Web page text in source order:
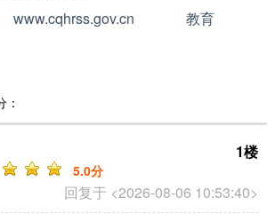
www.cqhrss.gov.cn
教育
回复于 <2026-08-06 10:53:40>
1楼
5.0分